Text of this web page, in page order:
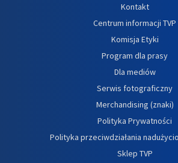
Kontakt
Centrum informacji TVP
Komisja Etyki
Program dla prasy
Dla mediów
Serwis fotograficzny
Merchandising (znaki)
Polityka Prywatności
Polityka przeciwdziałania
Sklep TVP